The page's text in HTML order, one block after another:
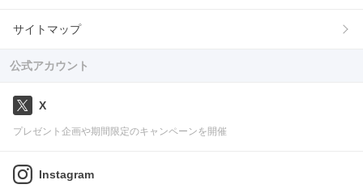
サイトマップ
公式アカウント
X
プレゼント企画や期間限定のキャンペーンを開催
Instagram